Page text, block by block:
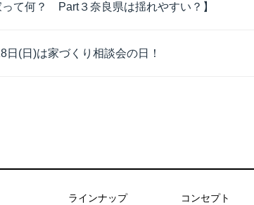
って何？ Part３奈良県は揺れやすい？】
日(日)は家づくり相談会の日！
ラインナップ
コンセプト